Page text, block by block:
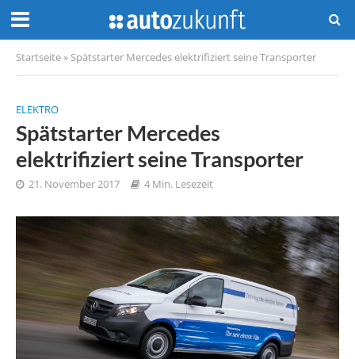
Startseite » Spätstarter Mercedes elektrifiziert seine Transporter
ELEKTRO
Spätstarter Mercedes
elektrifiziert seine Transporter
21. November 2017 4 Min. Lesezeit